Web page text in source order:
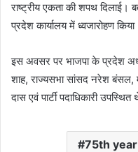
राष्ट्रीय एकता की शपथ दिलाई।
प्रदेश कार्यालय में ध्वजारोहण
इस अवसर पर भाजपा के प्रदेश
शाह, राज्यसभा सांसद नरेश बंसल,
दास एवं पार्टी पदाधिकारी
75th